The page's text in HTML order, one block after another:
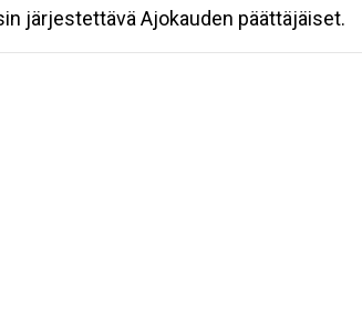
järjestettävä Ajokauden päättäjäiset.